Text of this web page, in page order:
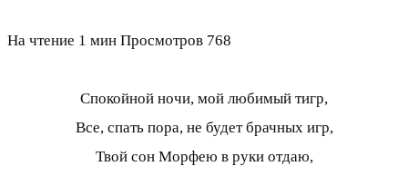
На чтение 1 мин Просмотров 768
Спокойной ночи, мой любимый тигр,
Все, спать пора, не будет брачных игр,
Твой сон Морфею в руки отдаю,